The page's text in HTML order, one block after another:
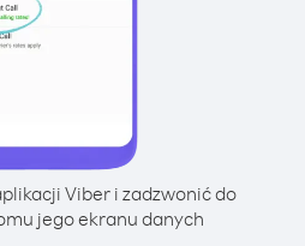
Viber i zadzwonić do
jego ekranu danych